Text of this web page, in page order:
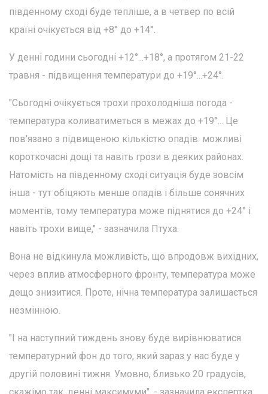
південному сході буде тепліше, а в четвер по всій
країні очікується від +8° до +14°.
У денні години сьогодні +12°...+18°, а протягом 21-22
травня - підвищення температури до +19°...+24°.
"Сьогодні очікується трохи прохолодніша погода -
температура коливатиметься в межах до +19°... Це
пов'язано з підвищеною кількістю опадів: можливі
короткочасні дощі та навіть грози в деяких районах.
Натомість на південному сході ситуація буде зовсім
інша - тут обіцяють менше опадів і більше сонячних
моментів, тому температура може піднятися до +24° і
навіть трохи вище," - зазначила Птуха.
Вона не відкинула можливість, що впродовж вихідних,
через вплив атмосферного фронту, температура може
дещо знизитися. Проте, нічна температура залишається
незмінною.
"І на наступний тиждень знову буде вирівнюватися
температурний фон до того, який зараз у нас буде у
другій половині тижня. Умовно, близько 20 градусів,